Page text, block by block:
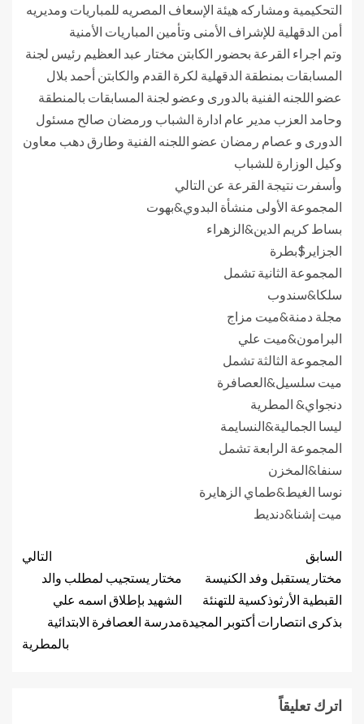
التحكيمية ومشاركه هيئة الإسعاف المصريه للمباريات ومديريه
أمن الدقهلية للإشراف الأمنى وتأمين المباريات الأمنية
وتم اجراء القرعة بحضور الكابتن مختار عبد العظيم رئيس لجنة
المسابقات بمنطقة الدقهلية لكرة القدم والكابتن أحمد بلال
عضو اللجنه الفنية بالدورى وعضو لجنة المسابقات بالمنطقة
وحامد العزب مدير عام ادارة الشباب ورمضان صالح مسئول
الدورى و عصام رمضان عضو اللجنه الفنية وطارق دهب معاون
وكيل الوزارة للشباب
وأسفرت نتيجة القرعة عن التالي
المجموعة الأولى منشأة البدوي&بهوت
بساط كريم الدين&الزهراء
الجزاير$بطرة
المجموعة الثانية تشمل
سلكا&سندوب
مجلة دمنة&ميت مزاج
البرامون&ميت علي
المجموعة الثالثة تشمل
ميت سلسيل&العصافرة
دنجواي& المطرية
ليسا الجمالية&النسايمة
المجموعة الرابعة تشمل
سنفا&المخزن
نوسا الغيط&طماي الزهايرة
ميت إشنا&دنديط
السابق
مختار يستقبل وفد الكنيسة
القبطية الأرثوذكسية للتهنئة
بذكرى انتصارات أكتوبر المجيدة
التالي
مختار يستجيب لمطلب والد
الشهيد بإطلاق اسمه علي
مدرسة العصافرة الابتدائية
بالمطرية
اترك تعليقاً